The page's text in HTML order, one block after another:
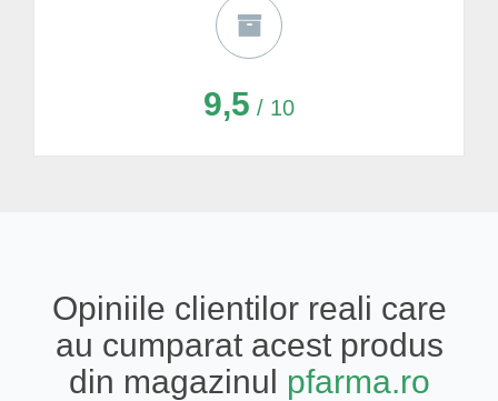
9,5 / 10
Opiniile clientilor reali care
au cumparat acest produs
din magazinul pfarma.ro